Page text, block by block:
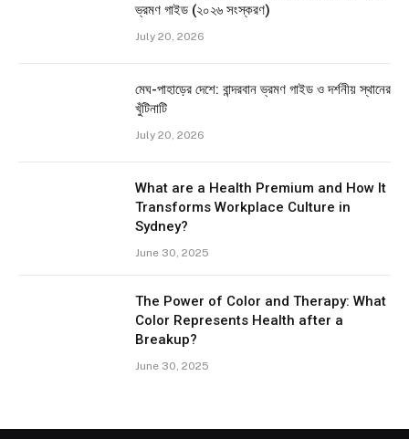
ভ্রমণ গাইড (২০২৬ সংস্করণ)
July 20, 2026
মেঘ-পাহাড়ের দেশে: বান্দরবান ভ্রমণ গাইড ও দর্শনীয় স্থানের
খুঁটিনাটি
July 20, 2026
What are a Health Premium and How It
Transforms Workplace Culture in
Sydney?
June 30, 2025
The Power of Color and Therapy: What
Color Represents Health after a
Breakup?
June 30, 2025